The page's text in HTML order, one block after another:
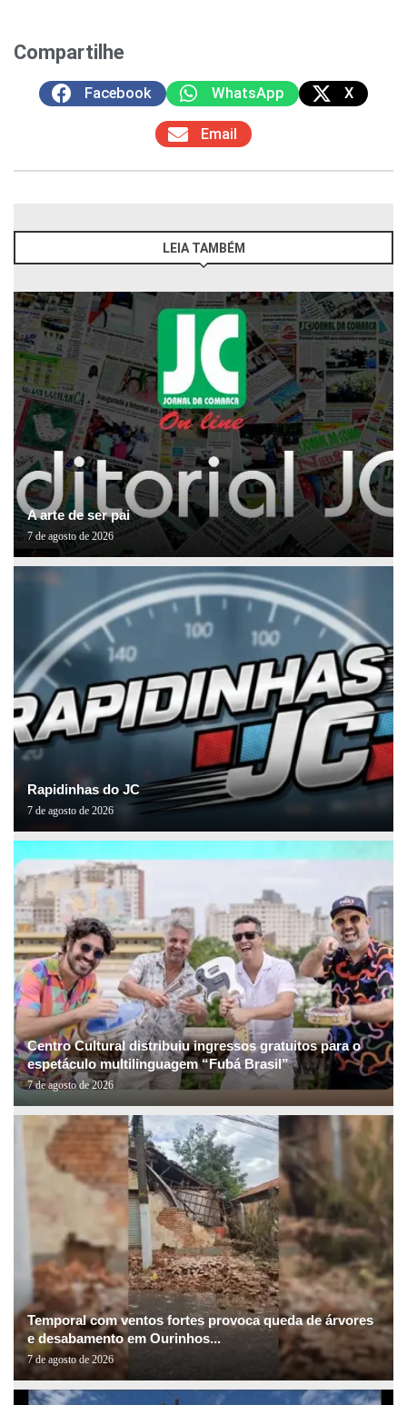
Compartilhe
Facebook WhatsApp X
Email
LEIA TAMBÉM
A arte de ser pai
7 de agosto de 2026
Rapidinhas do JC
7 de agosto de 2026
Centro Cultural distribuiu ingressos gratuitos para o
espetáculo multilinguagem “Fubá Brasil”
7 de agosto de 2026
Temporal com ventos fortes provoca queda de árvores
e desabamento em Ourinhos...
7 de agosto de 2026